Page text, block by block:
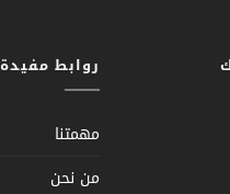
روابط مفيدة
مهمتنا
من نحن